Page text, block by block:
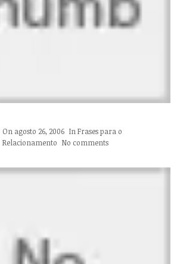
On agosto 26, 2006 InFrases para o
Relacionamento No comments